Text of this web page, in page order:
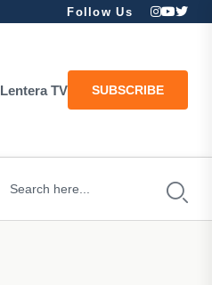
Follow Us
Lentera TV SUBSCRIBE